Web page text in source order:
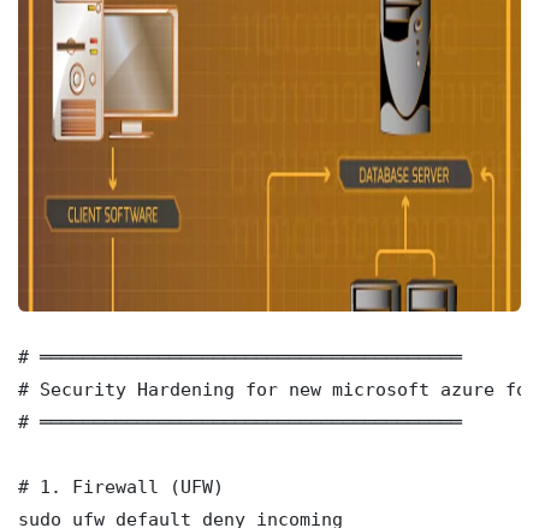
# ═══════════════════════════════════════
# Security Hardening for new microsoft azure
# ═══════════════════════════════════════
# 1. Firewall (UFW)
sudo ufw default deny incoming